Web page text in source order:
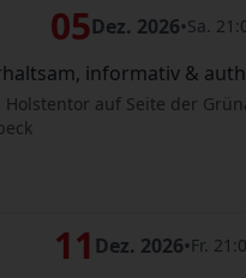
05Dez. 2026•Sa.
informativ &
Holstentor auf Seite der
11 Dez. 2026•Fr.